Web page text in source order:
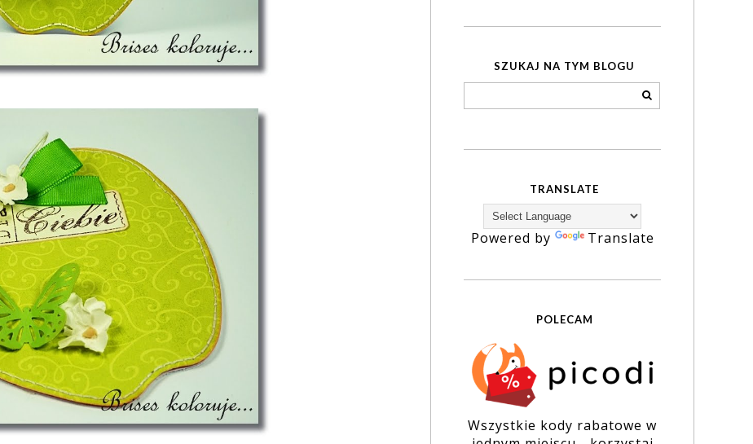
SZUKAJ NA TYM BLOGU
TRANSLATE
Powered by Translate
POLECAM
Wszystkie kody rabatowe w